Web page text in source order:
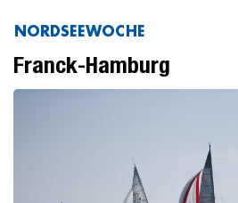
NORDSEEWOCHE
20190609-_51P4234-
Franck-Hamburg